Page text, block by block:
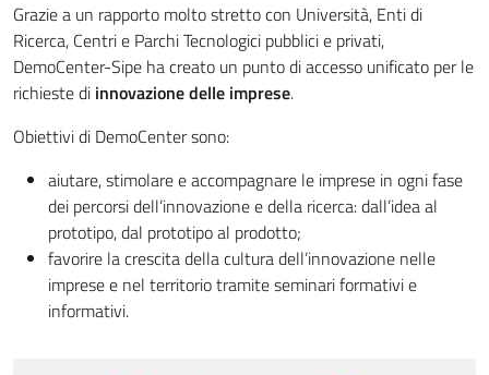
Grazie a un rapporto molto stretto con Università, Enti di
Ricerca, Centri e Parchi Tecnologici pubblici e privati,
DemoCenter-Sipe ha creato un punto di accesso unificato per le
richieste di innovazione delle imprese.
Obiettivi di DemoCenter sono:
aiutare, stimolare e accompagnare le imprese in ogni fase
dei percorsi dell’innovazione e della ricerca: dall’idea al
prototipo, dal prototipo al prodotto;
favorire la crescita della cultura dell’innovazione nelle
imprese e nel territorio tramite seminari formativi e
informativi.